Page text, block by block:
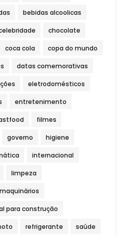
bebidas alcoolicas
chocolate
coca cola copa do mundo
datas comemorativas
eletrodomésticos
entretenimento
filmes
governo higiene
internacional
limpeza
maquinários
para construção
refrigerante saúde